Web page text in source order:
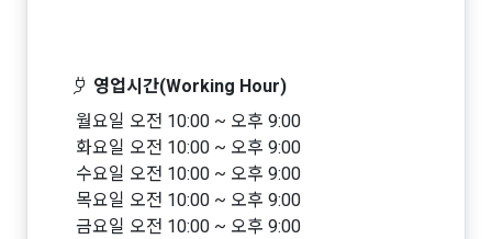
영업시간(Working Hour)
월요일 오전 10:00 ~ 오후 9:00
화요일 오전 10:00 ~ 오후 9:00
수요일 오전 10:00 ~ 오후 9:00
목요일 오전 10:00 ~ 오후 9:00
금요일 오전 10:00 ~ 오후 9:00